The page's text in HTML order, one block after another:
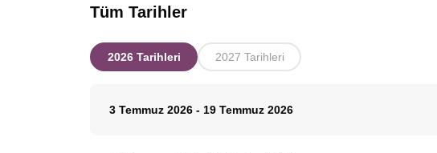
Tüm Tarihler
2026 Tarihleri 2027 Tarihleri
3 Temmuz 2026 - 19 Temmuz 2026